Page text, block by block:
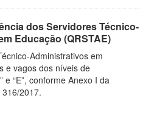
dos Servidores Técnico-
Educação (QRSTAE)
Administrativos em
e vagos dos níveis de
e “E”, conforme Anexo I da
316/2017.